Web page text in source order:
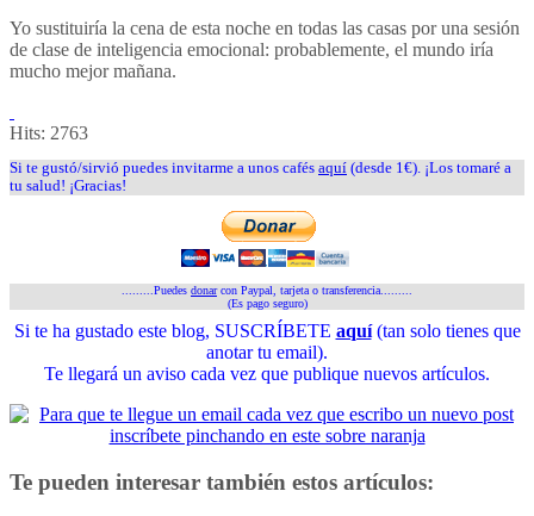
Yo sustituiría la cena de esta noche en todas las casas por una sesión
de clase de inteligencia emocional: probablemente, el mundo iría
mucho mejor mañana.
Hits: 2763
Si te gustó/sirvió puedes invitarme a unos cafés aquí (desde 1€). ¡Los tomaré a
tu salud! ¡Gracias!
.........Puedes donarcon Paypal, tarjeta o transferencia.........
(Es pago seguro)
Si te ha gustado este blog, SUSCRÍBETE aquí(tan solo tienes que
anotar tu email).
Te llegará un aviso cada vez que publique nuevos artículos.
Te pueden interesar también estos artículos: